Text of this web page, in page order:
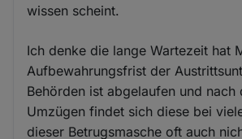
wissen scheint.
Ich denke die lange Wartezeit hat
Aufbewahrungsfrist der
Behörden ist abgelaufen und nach
Umzügen findet sich diese bei
dieser Betrugsmasche oft auch